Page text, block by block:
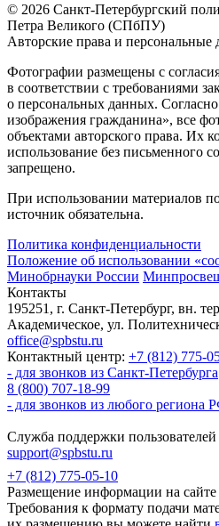
© 2026 Санкт-Петербургский
Петра Великого (СПбПУ)
Авторские права и персональные
Фотографии размещены с
в соответствии с требованиями
о персональных данных.
изображения гражданина», все
объектами авторского права. Их
использование без письменного
запрещено.
При использовании материалов
источник обязательна.
Политика конфиденциальности
Положение об использовании
Минобрнауки России
Контакты
195251, г. Санкт-Петербург, вн.
Академическое, ул.
office@spbstu.ru
Контактный центр: +7 (812) 775-
- для звонков из Санкт-Петербурга
8 (800) 707-18-99
- для звонков из любого региона
Служба поддержки пользователей
support@spbstu.ru
+7 (812) 775-05-10
Размещение информации на сайте
Требования к формату подачи